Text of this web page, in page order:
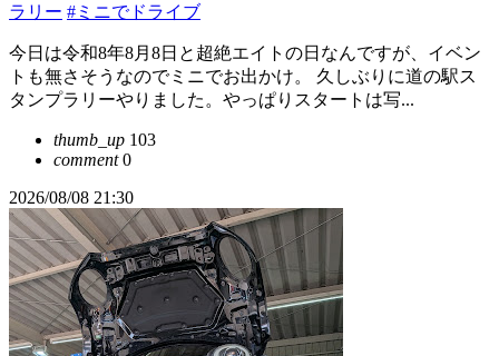
ラリー #ミニでドライブ
今日は令和8年8月8日と超絶エイトの日なんですが、イベン
トも無さそうなのでミニでお出かけ。 久しぶりに道の駅ス
タンプラリーやりました。やっぱりスタートは写...
thumb_up 103
comment0
2026/08/08 21:30